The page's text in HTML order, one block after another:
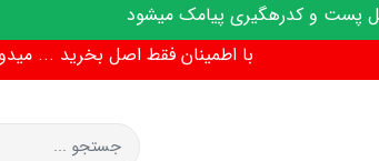
پیامک میشود
با اطمینان فقط اصل بخرید ... میدونستید گارانتی 18 ماهه